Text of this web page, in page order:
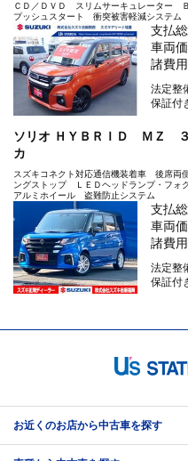
ＣＤ／ＤＶＤ スリムサーキュレーター
プッシュスタート 衝突被害軽減システム
支払
車両
諸費
法定整
保証付
ソリオ ＨＹＢＲＩＤ ＭＺ
カ
スズキコネクト対応通信機装着車 後席両
ングストップ ＬＥＤヘッドランプ・フ
アルミホイール 盗難防止システム
支払
車両
諸費
法定整
保証付
お近くのお店から中古車を探す